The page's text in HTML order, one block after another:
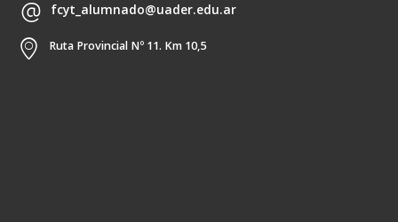
fcyt_alumnado@uader.edu.ar
Ruta Provincial Nº 11. Km 10,5